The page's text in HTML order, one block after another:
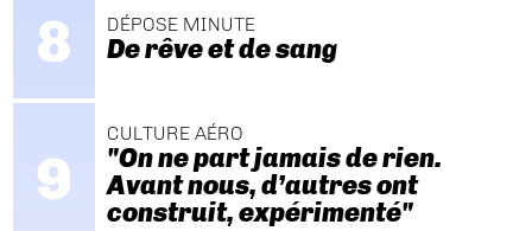
DÉPOSE MINUTE
De rêve et de sang
CULTURE AÉRO
"On ne part jamais de rien.
Avant nous, d’autres ont
construit, expérimenté"